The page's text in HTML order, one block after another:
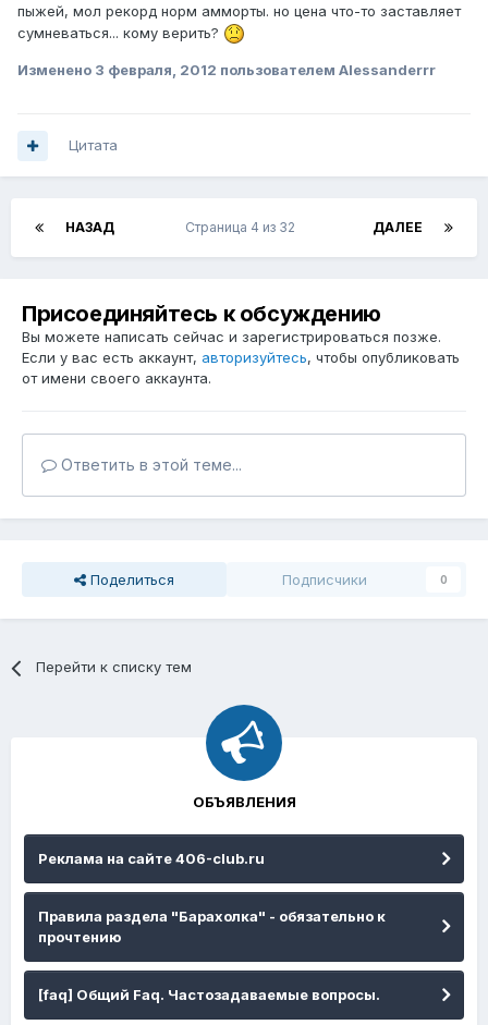
пыжей, мол рекорд норм амморты. но цена что-то заставляет
сумневаться... кому верить?
Изменено 3 февраля, 2012 пользователем Alessanderrr
Цитата
НАЗАД ДАЛЕЕ
Страница 4 из 32
Присоединяйтесь к обсуждению
Вы можете написать сейчас и зарегистрироваться позже.
Если у вас есть аккаунт, авторизуйтесь, чтобы опубликовать
от имени своего аккаунта.
Ответить в этой теме...
Поделиться Подписчики 0
Перейти к списку тем
ОБЪЯВЛЕНИЯ
Реклама на сайте 406-club.ru
Правила раздела "Барахолка" - обязательно к
прочтению
[faq] Общий Faq. Частозадаваемые вопросы.